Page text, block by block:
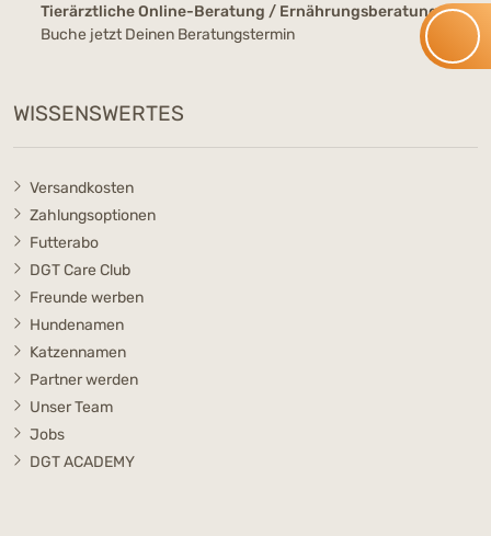
Tierärztliche Online-Beratung / Ernährungsberatung
Buche jetzt Deinen Beratungstermin
WISSENSWERTES
Versandkosten
Zahlungsoptionen
Futterabo
DGT Care Club
Freunde werben
Hundenamen
Katzennamen
Partner werden
Unser Team
Jobs
DGT ACADEMY